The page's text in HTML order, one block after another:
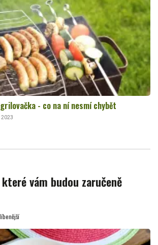
- co na ní nesmí chybět
vám budou zaručeně